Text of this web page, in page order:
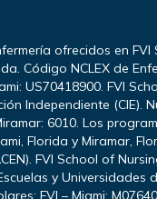
ofrecidos en
Código NCLEX de
US70418900. FVI
Independiente (CIE).
6010. Los
Florida y Miramar,
FVI School of
y Universidades
FVI – Miami: